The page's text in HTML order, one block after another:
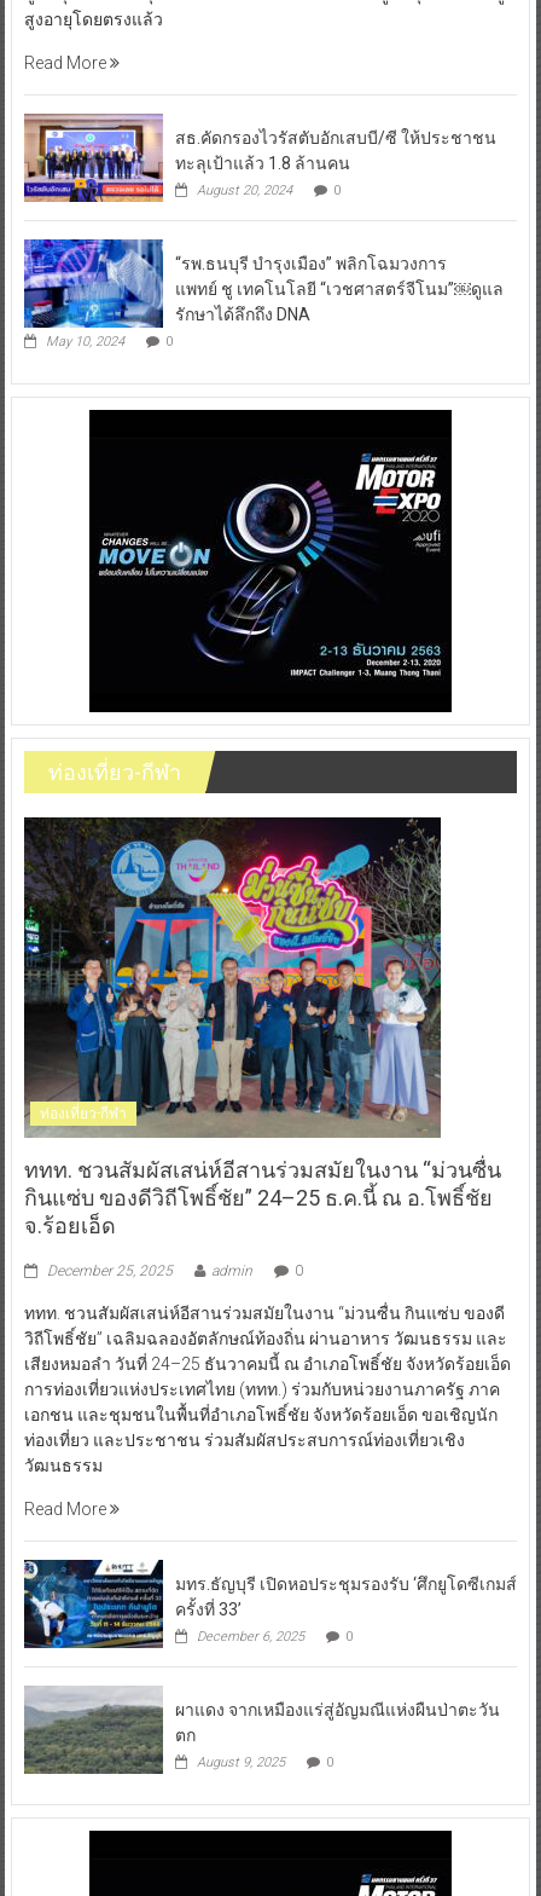
สูงอายุโดยตรงแล้ว
Read More
สธ.คัดกรองไวรัสตับอักเสบบี/ซี ให้ประชาชน
ทะลุเป้าแล้ว 1.8 ล้านคน
August 20, 2024 0
“รพ.ธนบุรี บำรุงเมือง” พลิกโฉมวงการ
แพทย์ ชู เทคโนโลยี “เวชศาสตร์จีโนม”￼ดูแล
รักษาได้ลึกถึง DNA
May 10, 2024 0
ท่องเที่ยว-กีฬา
ท่องเที่ยว-กีฬา
ททท. ชวนสัมผัสเสน่ห์อีสานร่วมสมัยในงาน “ม่วนซื่น
กินแซ่บ ของดีวิถีโพธิ์ชัย” 24–25 ธ.ค.นี้ ณ อ.โพธิ์ชัย
จ.ร้อยเอ็ด
December 25, 2025 admin 0
ททท. ชวนสัมผัสเสน่ห์อีสานร่วมสมัยในงาน “ม่วนซื่น กินแซ่บ ของดี
วิถีโพธิ์ชัย” เฉลิมฉลองอัตลักษณ์ท้องถิ่น ผ่านอาหาร วัฒนธรรม และ
เสียงหมอลำ วันที่ 24–25 ธันวาคมนี้ ณ อำเภอโพธิ์ชัย จังหวัดร้อยเอ็ด
การท่องเที่ยวแห่งประเทศไทย (ททท.) ร่วมกับหน่วยงานภาครัฐ ภาค
เอกชน และชุมชนในพื้นที่อำเภอโพธิ์ชัย จังหวัดร้อยเอ็ด ขอเชิญนัก
ท่องเที่ยว และประชาชน ร่วมสัมผัสประสบการณ์ท่องเที่ยวเชิง
วัฒนธรรม
Read More
มทร.ธัญบุรี เปิดหอประชุมรองรับ ‘ศึกยูโดซีเกมส์
ครั้งที่ 33’
December 6, 2025 0
ผาแดง จากเหมืองแร่สู่อัญมณีแห่งผืนป่าตะวัน
ตก
August 9, 2025 0